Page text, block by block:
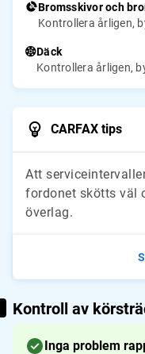
Bromsskivor och
Kontrollera årligen,
Däck
Kontrollera årligen,
CARFAX tips
Att
fordonet skötts väl
överlag.
Kontroll av
Inga problem